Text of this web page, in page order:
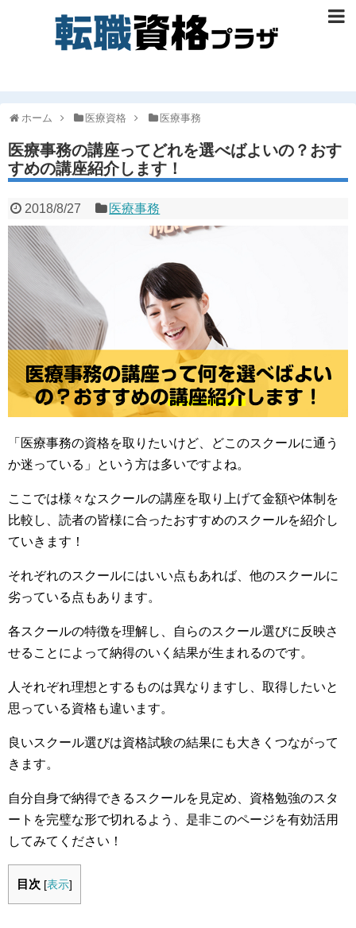
ホーム 医療資格 医療事務
医療事務の講座ってどれを選べばよいの？おす
すめの講座紹介します！
2018/8/27 医療事務
「医療事務の資格を取りたいけど、どこのスクールに通う
か迷っている」という方は多いですよね。
ここでは様々なスクールの講座を取り上げて金額や体制を
比較し、読者の皆様に合ったおすすめのスクールを紹介し
ていきます！
それぞれのスクールにはいい点もあれば、他のスクールに
劣っている点もあります。
各スクールの特徴を理解し、自らのスクール選びに反映さ
せることによって納得のいく結果が生まれるのです。
人それぞれ理想とするものは異なりますし、取得したいと
思っている資格も違います。
良いスクール選びは資格試験の結果にも大きくつながって
きます。
自分自身で納得できるスクールを見定め、資格勉強のスタ
ートを完璧な形で切れるよう、是非このページを有効活用
してみてください！
目次 [表示]